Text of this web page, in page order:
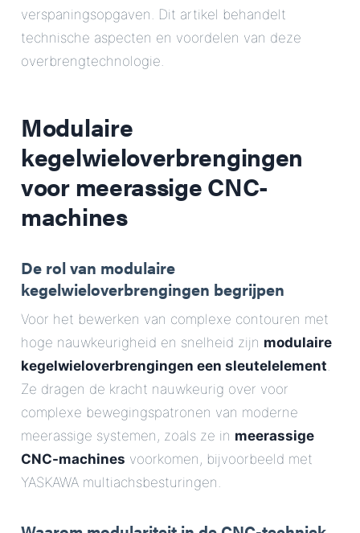
verspaningsopgaven. Dit artikel behandelt
technische aspecten en voordelen van deze
overbrengtechnologie.
Modulaire
kegelwieloverbrengingen
voor meerassige CNC-
machines
De rol van modulaire
kegelwieloverbrengingen begrijpen
Voor het bewerken van complexe contouren met
hoge nauwkeurigheid en snelheid zijn modulaire
kegelwieloverbrengingen een sleutelelement.
Ze dragen de kracht nauwkeurig over voor
complexe bewegingspatronen van moderne
meerassige systemen, zoals ze in meerassige
CNC-machines voorkomen, bijvoorbeeld met
YASKAWA multiachsbesturingen.